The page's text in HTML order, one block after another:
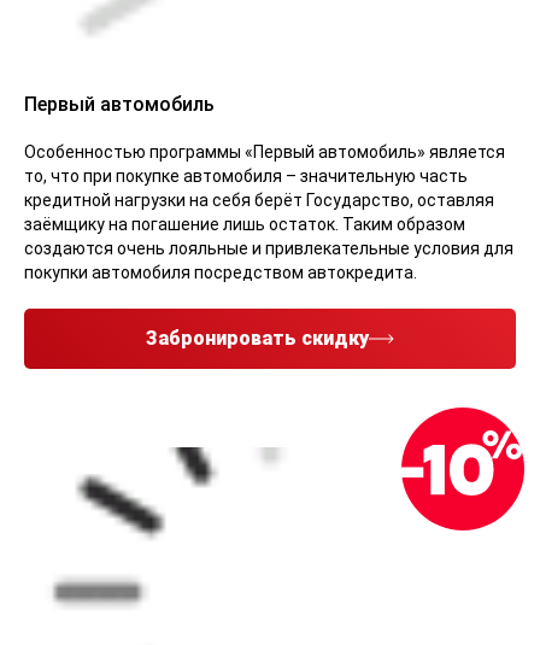
Первый автомобиль
Особенностью программы «Первый автомобиль» является
то, что при покупке автомобиля – значительную часть
кредитной нагрузки на себя берёт Государство, оставляя
заёмщику на погашение лишь остаток. Таким образом
создаются очень лояльные и привлекательные условия для
покупки автомобиля посредством автокредита.
Забронировать скидку